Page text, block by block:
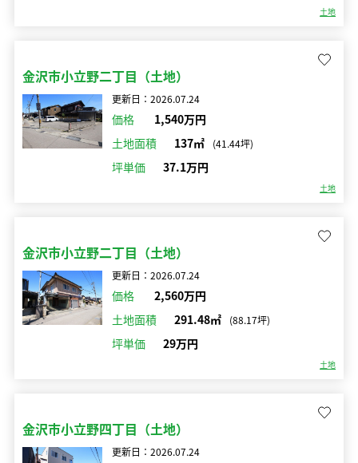
土地
金沢市小立野二丁目（土地）
更新日：2026.07.24
価格
1,540万円
土地面積
137㎡ (41.44坪)
坪単価 37.1万円
土地
金沢市小立野二丁目（土地）
更新日：2026.07.24
価格
2,560万円
土地面積
291.48㎡ (88.17坪)
坪単価 29万円
土地
金沢市小立野四丁目（土地）
更新日：2026.07.24